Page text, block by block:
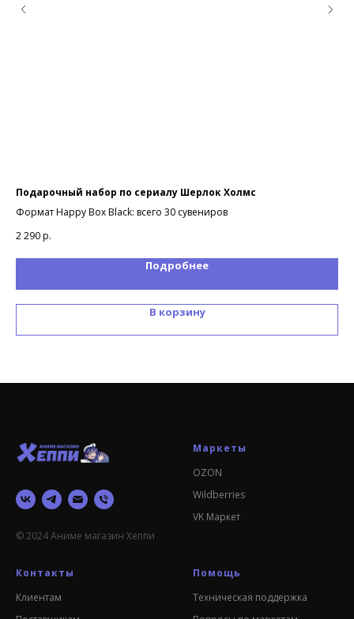
Подарочный набор по сериалу Шерлок Холмс
Формат Happy Box Black: всего 30 сувениров
2 290р.
Подробнее
В корзину
© 2024 Аниме магазин Хеппи
Маркеты
OZON
Wildberries
VK Маркет
Контакты
Клиентам
Помощь
Техническая поддержка